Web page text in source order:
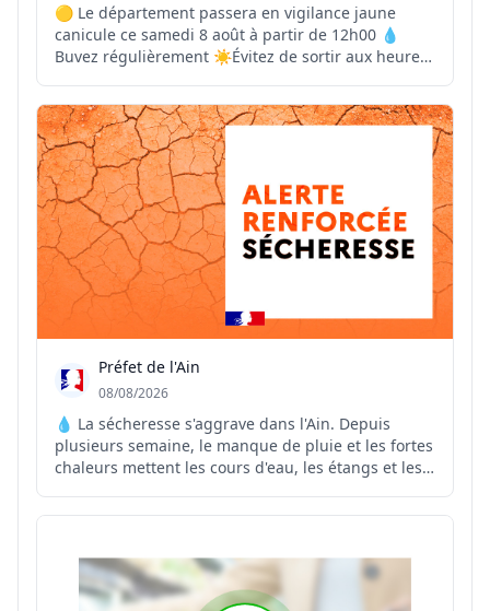
🟡 Le département passera en vigilance jaune
canicule ce samedi 8 août à partir de 12h00 💧
Buvez régulièrement ☀️Évitez de sortir aux heures
👴Pensez à vos proches vulnérables 📞En cas de
malaise ou de situation d’urgence, contactez le 15
ou l...
Préfet de l'Ain
08/08/2026
💧 La sécheresse s'aggrave dans l'Ain. Depuis
plusieurs semaine, le manque de pluie et les fortes
chaleurs mettent les cours d'eau, les étangs et les
situation, le préfet de l'Ain renforce les mesures de